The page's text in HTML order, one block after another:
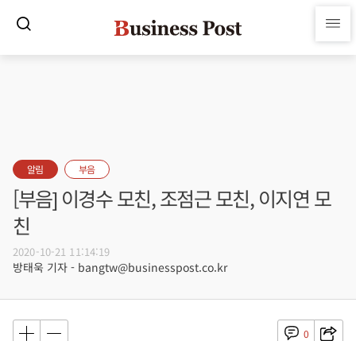
알림 부음
[부음] 이경수 모친, 조점근 모친, 이지연 모
친
2020-10-21 11:14:19
방태욱 기자 - bangtw@businesspost.co.kr
0